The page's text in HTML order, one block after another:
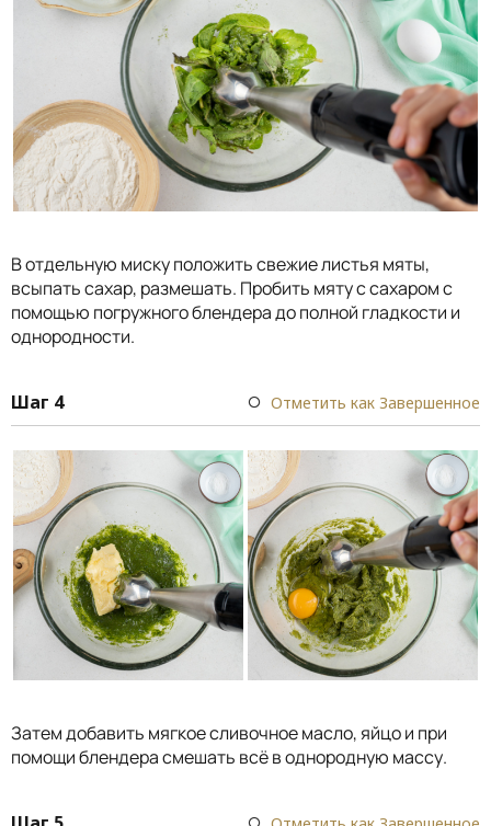
В отдельную миску положить свежие листья мяты,
всыпать сахар, размешать. Пробить мяту с сахаром с
помощью погружного блендера до полной гладкости и
однородности.
Шаг 4 Отметить как Завершенное
Затем добавить мягкое сливочное масло, яйцо и при
помощи блендера смешать всё в однородную массу.